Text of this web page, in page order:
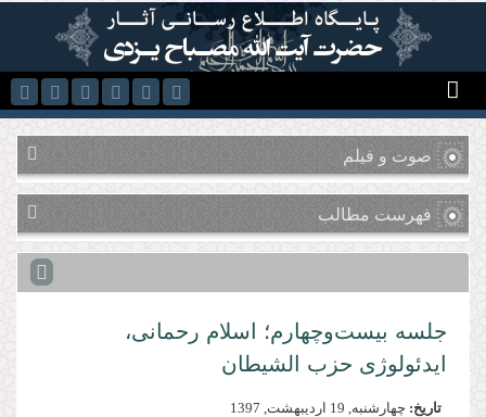
رفتن به محتوای اصلی
صوت و فیلم
فهرست مطالب
جلسه بیست‌وچهارم؛ اسلام رحمانی،
ایدئولوژی حزب الشیطان
تاریخ: چهارشنبه, 19 ارديبهشت, 1397